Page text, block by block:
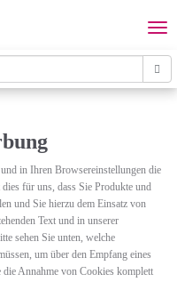
und in Ihren Browsereinstellungen die
für uns, dass Sie Produkte und
und Sie hierzu dem Einsatz von
Text und in unserer
sehen Sie unten, welche
um über den Empfang eines
Annahme von Cookies komplett